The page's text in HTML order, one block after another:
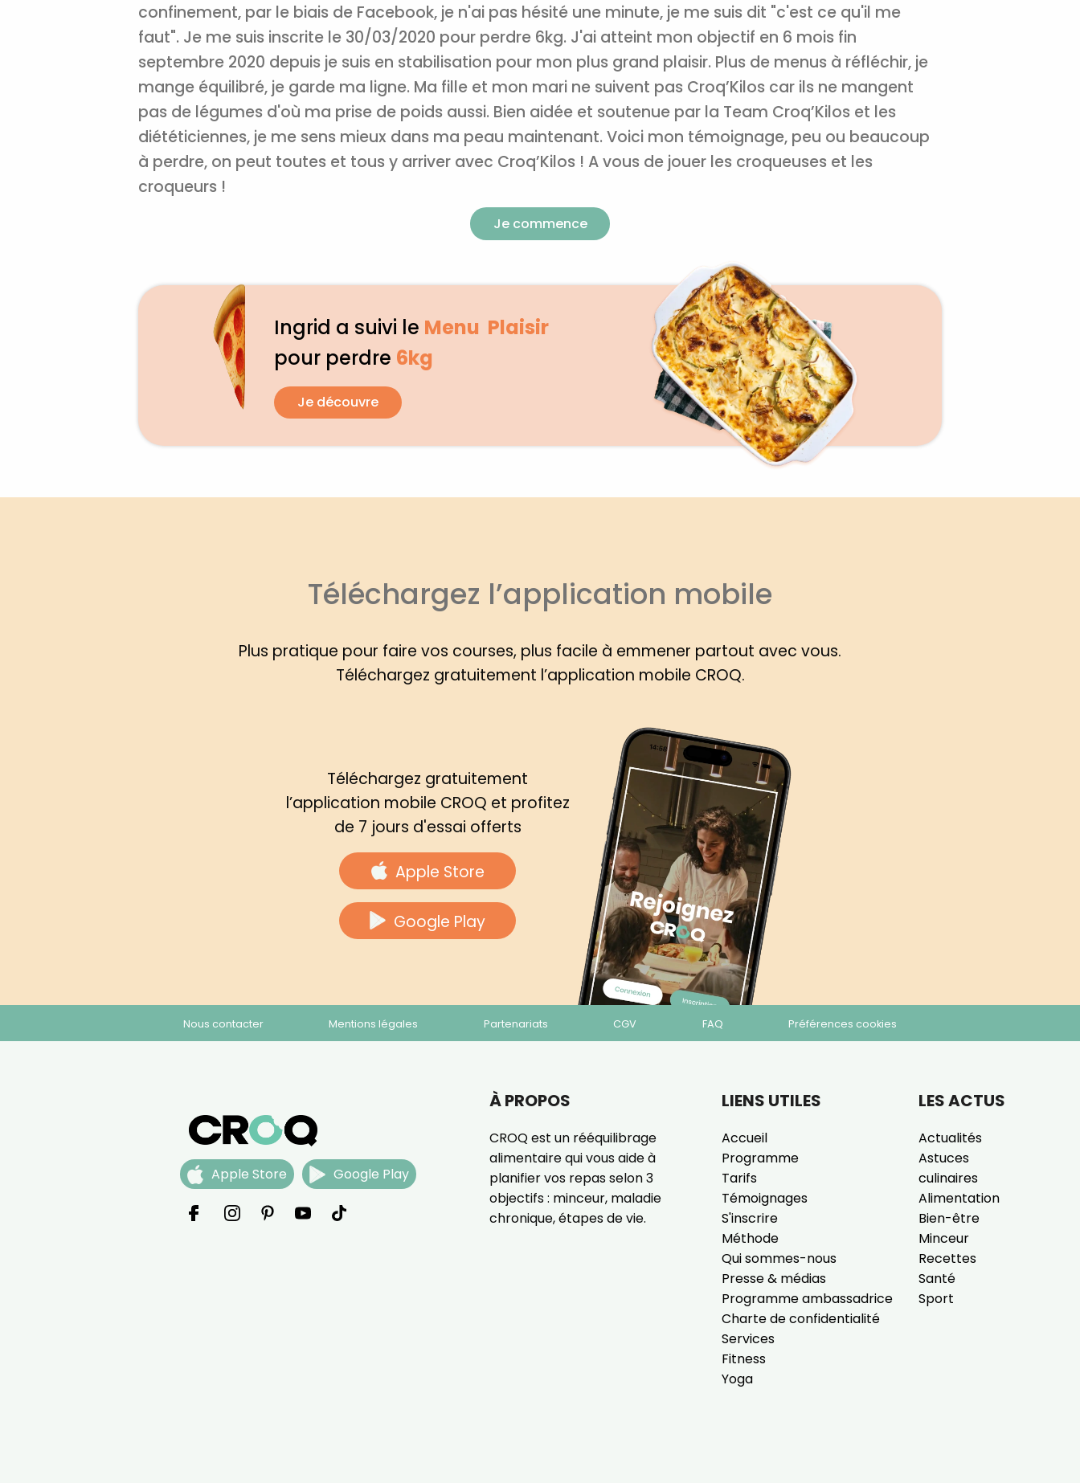
confinement, par le biais de Facebook, je n'ai pas hésité une minute, je me suis dit "c'est ce qu'il me
faut". Je me suis inscrite le 30/03/2020 pour perdre 6kg. J'ai atteint mon objectif en 6 mois fin
septembre 2020 depuis je suis en stabilisation pour mon plus grand plaisir. Plus de menus à réfléchir, je
mange équilibré, je garde ma ligne. Ma fille et mon mari ne suivent pas Croq’Kilos car ils ne mangent
pas de légumes d'où ma prise de poids aussi. Bien aidée et soutenue par la Team Croq’Kilos et les
diététiciennes, je me sens mieux dans ma peau maintenant. Voici mon témoignage, peu ou beaucoup
à perdre, on peut toutes et tous y arriver avec Croq’Kilos ! A vous de jouer les croqueuses et les
croqueurs !
Je commence
Ingrid a suivi le Menu Plaisir
pour perdre 6kg
Je découvre
Téléchargez l’application mobile
Plus pratique pour faire vos courses, plus facile à emmener partout avec vous.
Téléchargez gratuitement l’application mobile CROQ.
Téléchargez gratuitement
l’application mobile CROQ et profitez
de 7 jours d'essai offerts
Apple Store
Google Play
Nous contacter Mentions légales Partenariats CGV FAQ Préférences cookies
Apple Store Google Play
À PROPOS
CROQ est un rééquilibrage
alimentaire qui vous aide à
planifier vos repas selon 3
objectifs : minceur, maladie
chronique, étapes de vie.
LIENS UTILES
Accueil
Programme
Tarifs
Témoignages
S'inscrire
Méthode
Qui sommes-nous
Presse & médias
Programme ambassadrice
Charte de confidentialité
Services
Fitness
Yoga
LES ACTUS
Actualités
Astuces
culinaires
Alimentation
Bien-être
Minceur
Recettes
Santé
Sport
Votre adresse email sera utilisée par Digital Prisma Players pour vous
personnalisées. Vous pourrez vous désinscrire en utilisant le lien de
désabonnement intégré dans la newsletter. Pour en savoir plus et
Charte de
Confidentialité.